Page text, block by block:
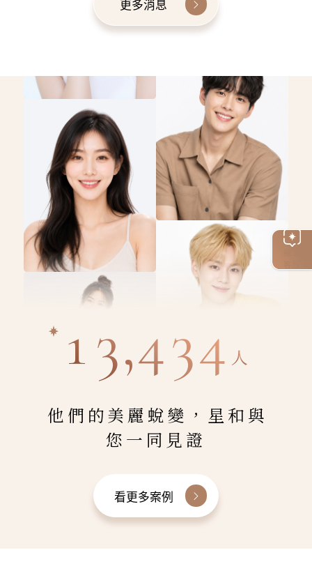
更多消息
13,434 人
他們的美麗蛻變，星和與
您一同見證
看更多案例